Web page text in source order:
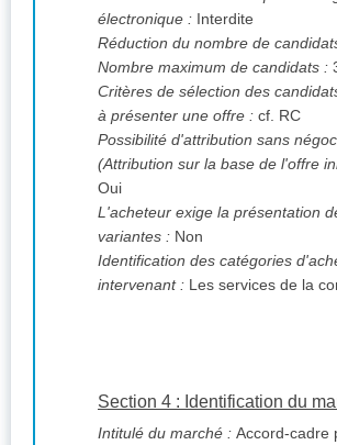
électronique : Interdite
Réduction du nombre de
Nombre maximum de candidats :
Critères de sélection des
à présenter une offre : cf. RC
Possibilité d'attribution sans
(Attribution sur la
Oui
L'acheteur exige la présentation
variantes : Non
Identification des catégories
intervenant : Les services de la
Section 4 : Identification du
Intitulé du marché : Accord-cadre